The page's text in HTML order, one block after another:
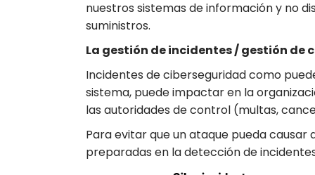
nuestros sistemas de información y no
suministros.
La gestión de incidentes / gestión de
Incidentes de ciberseguridad como
sistema, puede impactar en la
las autoridades de control (multas,
Para evitar que un ataque pueda
preparadas en la detección de